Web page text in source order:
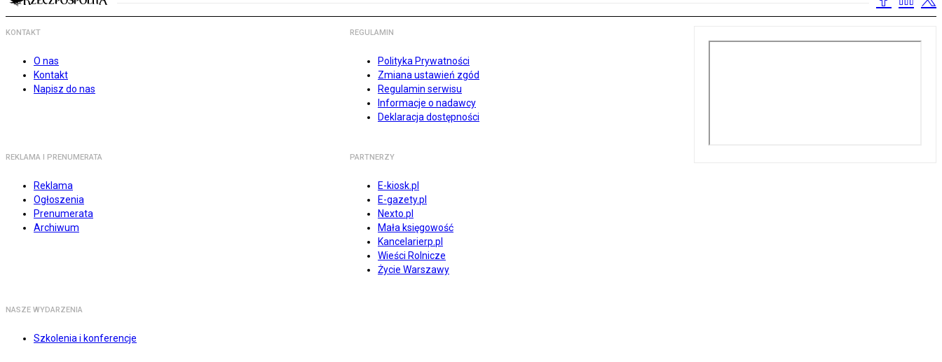
KONTAKT
O nas
Kontakt
Napisz do nas
REGULAMIN
Polityka Prywatności
Zmiana ustawień zgód
Regulamin serwisu
Informacje o nadawcy
Deklaracja dostępności
REKLAMA I PRENUMERATA
Reklama
Ogłoszenia
Prenumerata
Archiwum
PARTNERZY
E-kiosk.pl
E-gazety.pl
Nexto.pl
Mała księgowość
Kancelarierp.pl
Wieści Rolnicze
Życie Warszawy
NASZE WYDARZENIA
Szkolenia i konferencje